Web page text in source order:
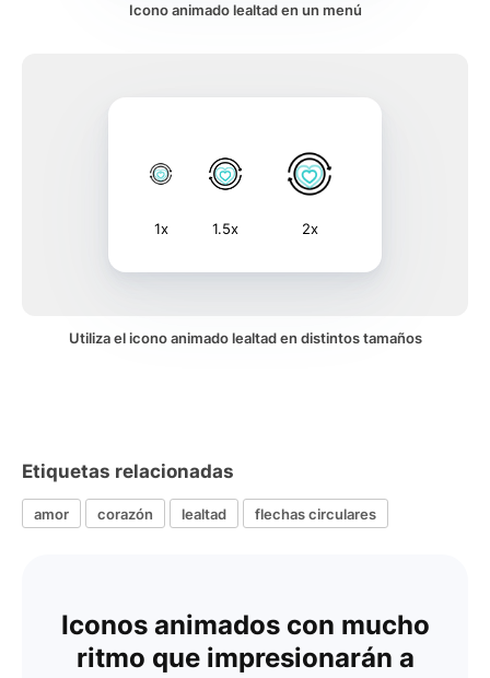
Icono animado lealtad en un menú
1x 1.5x 2x
Utiliza el icono animado lealtad en distintos tamaños
Etiquetas relacionadas
amor corazón lealtad flechas circulares
Iconos animados con mucho
ritmo que impresionarán a